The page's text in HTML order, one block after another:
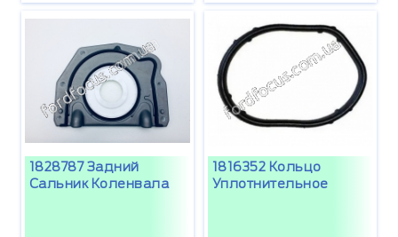
1828787 Задний
Сальник Коленвала
1816352 Кольцо
Уплотнительное